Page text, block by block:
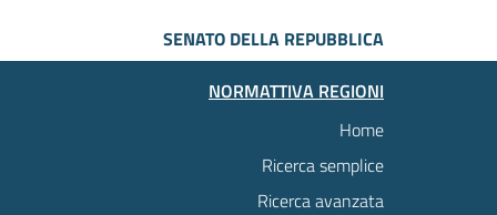
SENATO DELLA REPUBBLICA
NORMATTIVA REGIONI
Home
Ricerca semplice
Ricerca avanzata